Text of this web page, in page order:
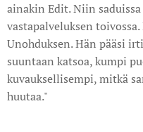
ainakin Edit. Niin saduissa
vastapalveluksen
Unohduksen. Hän pääsi
suuntaan katsoa, kumpi
kuvauksellisempi, mitkä
huutaa."